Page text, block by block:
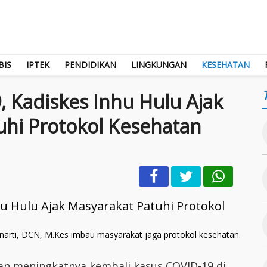
IPTEK PENDIDIKAN LINGKUNGAN KESEHATAN
Kadiskes Inhu Hulu Ajak
Protokol Kesehatan
DCN, M.Kes imbau masyarakat jaga protokol kesehatan.